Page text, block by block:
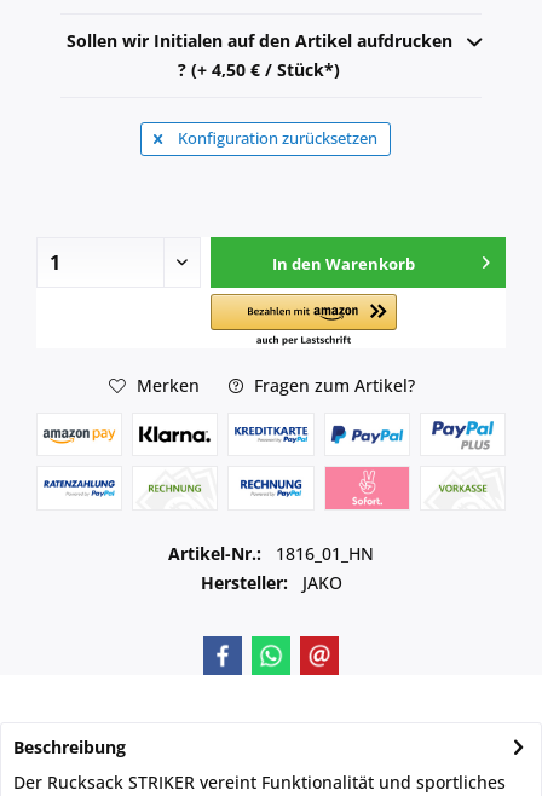
Sollen wir Initialen auf den Artikel aufdrucken
? (+ 4,50 € / Stück*)
Konfiguration zurücksetzen
In den Warenkorb
Merken Fragen zum Artikel?
Artikel-Nr.:
1816_01_HN
Hersteller:
JAKO
Beschreibung
Der Rucksack STRIKER vereint Funktionalität und sportliches